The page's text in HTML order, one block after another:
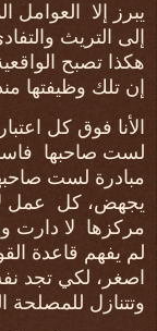
يبرز إلا
العوامل
إلى التريث
هكذا تصبح
إن تلك وظيفتها
الأنا فوق كل
لست صاحبها
مبادرة لست
يجهض، كل
عمل
مركزها لا دارت
لم يفهم قاعدة
اصغر، لكي تجد
وتتنازل للمصلحة